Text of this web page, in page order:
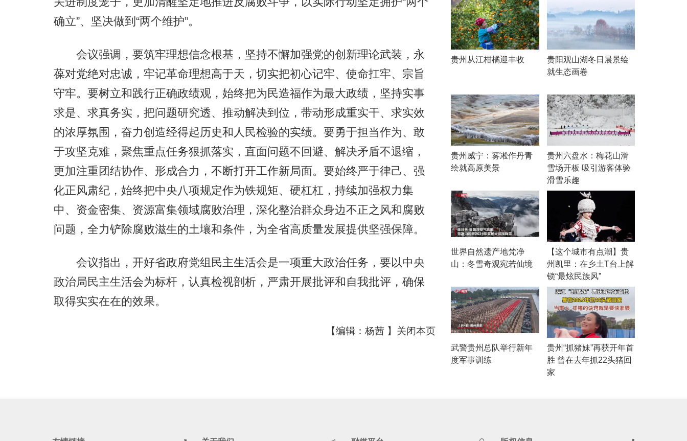
确立”、坚决做到“两个维护”。
会议强调，要筑牢理想信念根基，坚持不懈加强党的创新理论武装，永
葆对党绝对忠诚，牢记革命理想高于天，切实把初心记牢、使命扛牢、宗旨
守牢。要树立和践行正确政绩观，始终把为民造福作为最大政绩，坚持实事
求是、求真务实，把问题研究透、推动解决到位，带动形成重实干、求实效
的浓厚氛围，奋力创造经得起历史和人民检验的实绩。要勇于担当作为、敢
于攻坚克难，聚焦重点任务狠抓落实，直面问题不回避、解决矛盾不退缩，
更加注重团结协作、形成合力，不断打开工作新局面。要始终严于律己、强
化正风肃纪，始终把中央八项规定作为铁规矩、硬杠杠，持续加强权力集
中、资金密集、资源富集领域腐败治理，深化整治群众身边不正之风和腐败
问题，全力铲除腐败滋生的土壤和条件，为全省高质量发展提供坚强保障。
会议指出，开好省政府党组民主生活会是一项重大政治任务，要以中央
政治局民主生活会为标杆，认真检视剖析，严肃开展批评和自我批评，确保
取得实实在在的效果。
【编辑：杨茜 】 关闭本页
贵州从江柑橘迎丰收
贵阳观山湖冬日晨景绘
就生态画卷
贵州威宁：雾凇作丹青
绘就高原美景
贵州六盘水：梅花山滑
雪场开板 吸引游客体验
滑雪乐趣
世界自然遗产地梵净
山：冬雪奇观宛若仙境
【这个城市有点潮】贵
州凯里：在乡土T台上解
锁“最炫民族风”
武警贵州总队举行新年
度军事训练
贵州“抓猪妹”再获开年首
胜 曾在去年抓22头猪回
家